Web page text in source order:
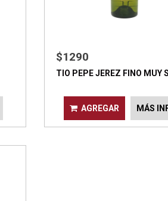
$1290
TIO PEPE JEREZ FINO MUY
AGREGAR MÁS